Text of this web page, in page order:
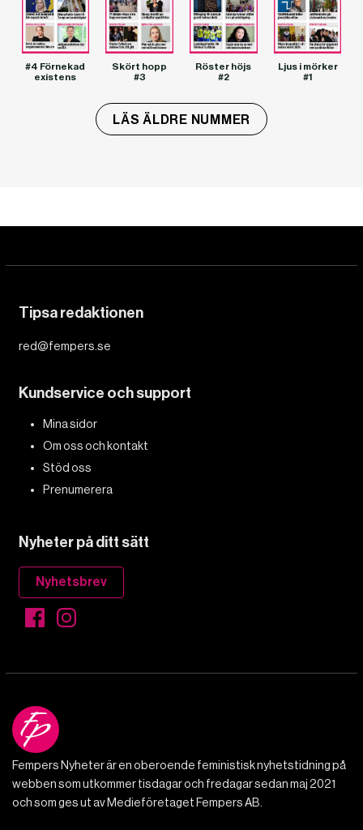
#4 Förnekad
existens
Skört hopp
#3
Röster höjs
#2
Ljus i mörker
#1
LÄS ÄLDRE NUMMER
Tipsa redaktionen
red@fempers.se
Kundservice och support
Mina sidor
Om oss och kontakt
Stöd oss
Prenumerera
Nyheter på ditt sätt
Nyhetsbrev
Fempers Nyheter är en oberoende feministisk nyhetstidning på
webben som utkommer tisdagar och fredagar sedan maj 2021
och som ges ut av Medieföretaget Fempers AB.